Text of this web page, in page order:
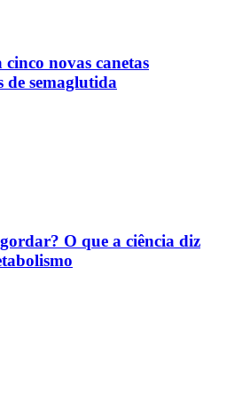
novas canetas
de semaglutida
O que a ciência diz